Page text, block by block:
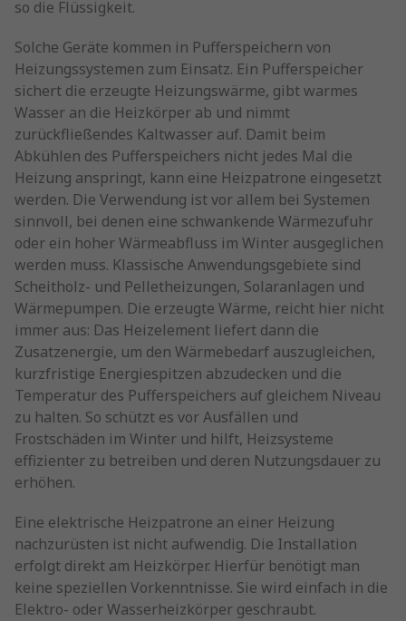
so die Flüssigkeit.
Solche Geräte kommen in Pufferspeichern von
Heizungssystemen zum Einsatz. Ein Pufferspeicher
sichert die erzeugte Heizungswärme, gibt warmes
Wasser an die Heizkörper ab und nimmt
zurückfließendes Kaltwasser auf. Damit beim
Abkühlen des Pufferspeichers nicht jedes Mal die
Heizung anspringt, kann eine Heizpatrone eingesetzt
werden. Die Verwendung ist vor allem bei Systemen
sinnvoll, bei denen eine schwankende Wärmezufuhr
oder ein hoher Wärmeabfluss im Winter ausgeglichen
werden muss. Klassische Anwendungsgebiete sind
Scheitholz- und Pelletheizungen, Solaranlagen und
Wärmepumpen. Die erzeugte Wärme, reicht hier nicht
immer aus: Das Heizelement liefert dann die
Zusatzenergie, um den Wärmebedarf auszugleichen,
kurzfristige Energiespitzen abzudecken und die
Temperatur des Pufferspeichers auf gleichem Niveau
zu halten. So schützt es vor Ausfällen und
Frostschäden im Winter und hilft, Heizsysteme
effizienter zu betreiben und deren Nutzungsdauer zu
erhöhen.
Eine elektrische Heizpatrone an einer Heizung
nachzurüsten ist nicht aufwendig. Die Installation
erfolgt direkt am Heizkörper. Hierfür benötigt man
keine speziellen Vorkenntnisse. Sie wird einfach in die
Elektro- oder Wasserheizkörper geschraubt.